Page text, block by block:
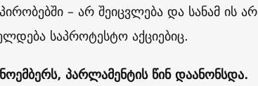
– არ შეიცვლება და სანამ ის არ
საპროტესტო აქციებიც.
პარლამენტის წინ დაანონსდა.